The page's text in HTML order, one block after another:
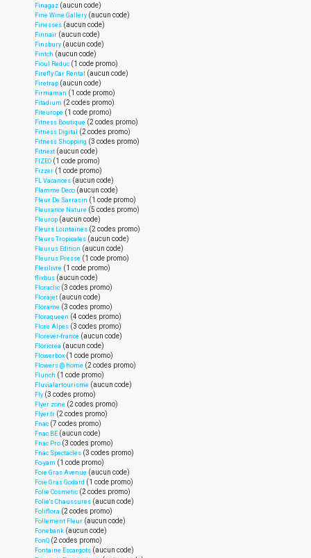
Finagaz (aucun code)
Fine Wine Gallery (aucun code)
Finesses (aucun code)
Finnair (aucun code)
Finsbury (aucun code)
Fintch (aucun code)
Fioul Reduc (1 code promo)
Firefly Car Rental (aucun code)
Firetrap (aucun code)
Firmaman (1 code promo)
Fitadium (2 codes promo)
Fiteurope (1 code promo)
Fitness Boutique (2 codes promo)
Fitness Digital (2 codes promo)
Fitness Shopping (3 codes promo)
Fitnext (aucun code)
FIZEO (1 code promo)
Fizzer (1 code promo)
FL Vacances (aucun code)
Flamme Deco (aucun code)
Fleur De Sarrasin (1 code promo)
Fleurance Nature (5 codes promo)
Fleurop (aucun code)
Fleurs Lointaines (2 codes promo)
Fleurs Tropicales (aucun code)
Fleurus Edition (aucun code)
Fleurus Presse (1 code promo)
Flexilivre (1 code promo)
flixbus (aucun code)
Floraclic (3 codes promo)
Florajet (aucun code)
Florame (3 codes promo)
Floraqueen (4 codes promo)
Flore Alpes (3 codes promo)
Florever-france (aucun code)
Floricrea (aucun code)
Flowerbox (1 code promo)
Flowers @ home (2 codes promo)
Flunch (1 code promo)
Fluvialartourisme (aucun code)
Fly (3 codes promo)
Flyer zone (2 codes promo)
Flyer.fr (2 codes promo)
Fnac (7 codes promo)
Fnac BE (aucun code)
Fnac Pro (3 codes promo)
Fnac Spectacles (3 codes promo)
Fo-yam (1 code promo)
Foie Gras Avenue (aucun code)
Foie Gras Godard (1 code promo)
Folie Cosmetic (2 codes promo)
Folie's Chaussures (aucun code)
Foliflora (2 codes promo)
Follement Fleur (aucun code)
Fonebank (aucun code)
FonQ (2 codes promo)
Fontaine Escargots (aucun code)